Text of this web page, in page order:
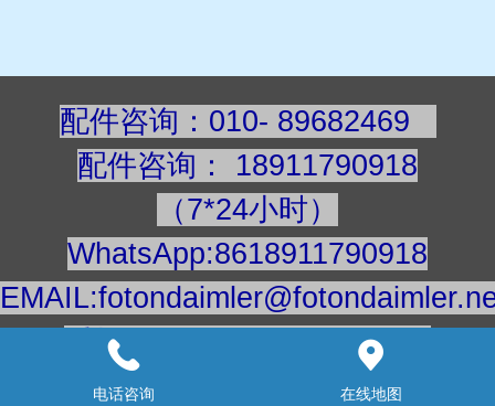
配件咨询：010- 89682469
配件咨询 ： 18911790918
（7*24小时）
WhatsApp:8618911790918
手机/微信：18911790918
建议用电脑浏览更清楚
电话咨询 在线地图